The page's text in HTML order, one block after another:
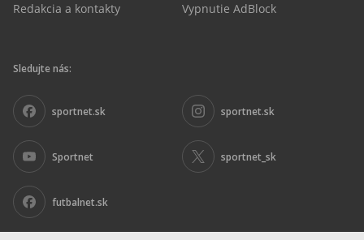
Redakcia a kontakty Vypnutie AdBlock
Sledujte nás:
sportnet.sk sportnet.sk
Sportnet sportnet_sk
futbalnet.sk